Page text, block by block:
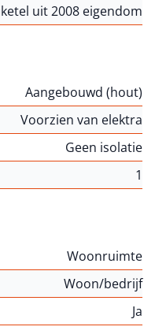
uit 2008 eigendom
Aangebouwd (hout)
Voorzien van elektra
Geen isolatie
1
Woonruimte
Woon/bedrijf
Ja